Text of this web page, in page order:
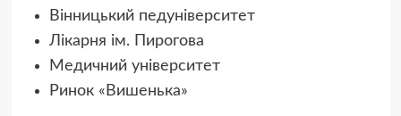
Вінницький педуніверситет
Лікарня ім. Пирогова
Медичний університет
Ринок «Вишенька»